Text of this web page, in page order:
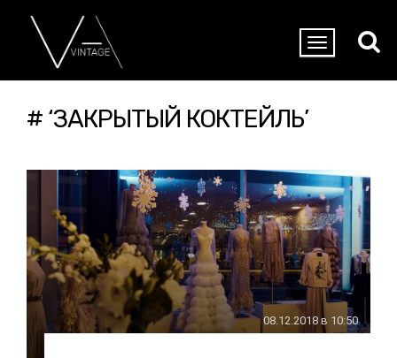
# ‘ЗАКРЫТЫЙ КОКТЕЙЛЬ’
08.12.2018 в 10:50